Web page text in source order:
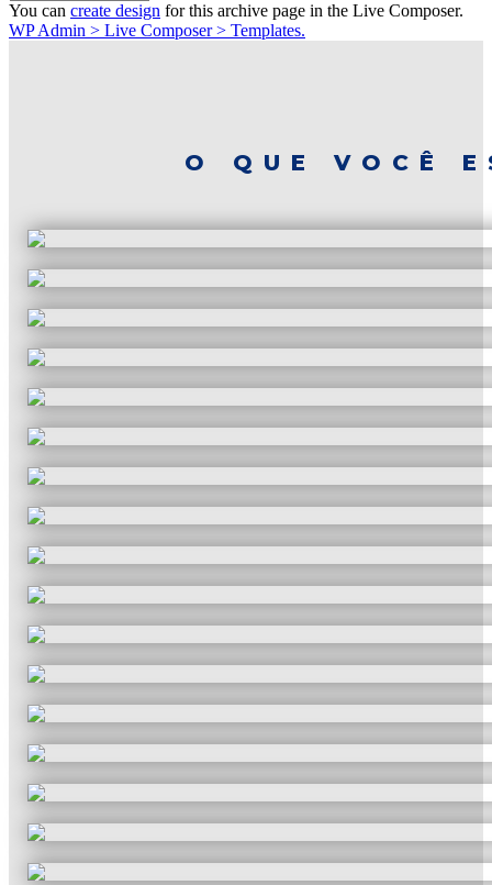
You can create design for this archive page in the Live Composer.
WP Admin > Live Composer > Templates.
O QUE VOCÊ